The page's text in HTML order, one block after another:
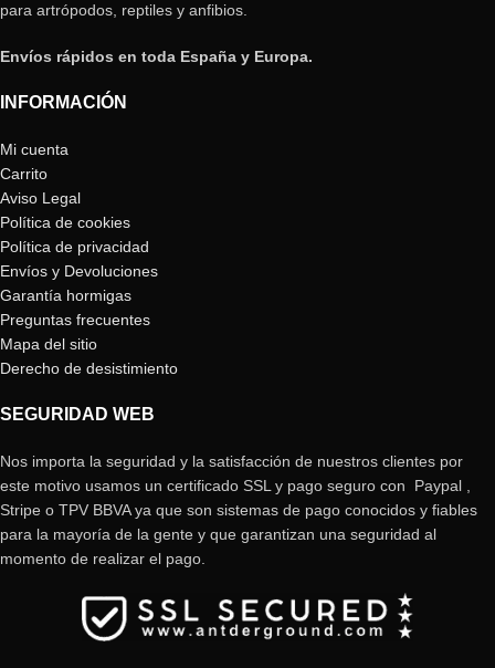
para artrópodos, reptiles y anfibios.
Envíos rápidos en toda España y Europa.
INFORMACIÓN
Mi cuenta
Carrito
Aviso Legal
Política de cookies
Política de privacidad
Envíos y Devoluciones
Garantía hormigas
Preguntas frecuentes
Mapa del sitio
Derecho de desistimiento
SEGURIDAD WEB
Nos importa la seguridad y la satisfacción de nuestros clientes por
este motivo usamos un certificado SSL y pago seguro con Paypal ,
Stripe o TPV BBVA ya que son sistemas de pago conocidos y fiables
para la mayoría de la gente y que garantizan una seguridad al
momento de realizar el pago.